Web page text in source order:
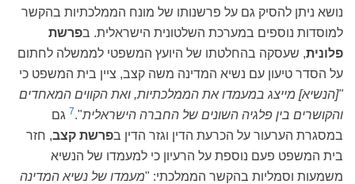
נושא ניתן להסיק גם על פרשנותו של מונח הממלכתיות בהקשר
למוסדות נוספים במערכת השלטונית הישראלית. בפרשת
פלונית, שעסקה בהחלטתו של היועץ המשפטי לממשלה לחתום
על הסדר טיעון עם נשיא המדינה משה קצב, ציין בית המשפט כי
"[הנשיא] מייצג במעמדו את הממלכתיות, ואת הקווים המאחדים
והקושרים בין פלגיה השונים של החברה הישראלית".
7 גם
במסגרת הערעור על הכרעת הדין וגזר הדין בפרשת קצב, חזר
בית המשפט פעם נוספת על הרעיון כי למעמדו של הנשיא
משמעות וסמליות בהקשר הממלכתי: "מעמדו של נשיא המדינה